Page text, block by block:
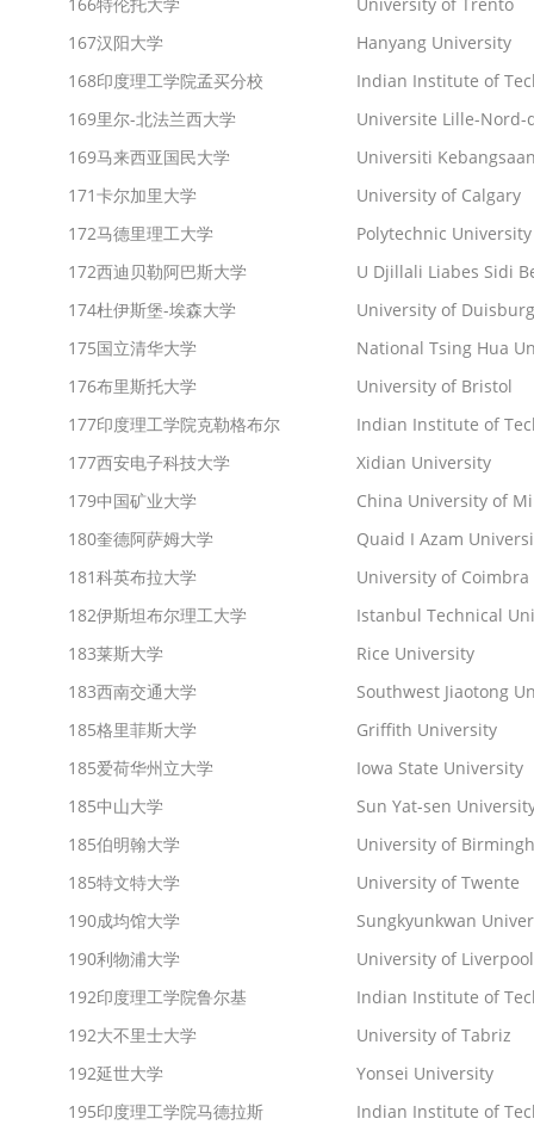
167汉阳大学
Hanyang University
168印度理工学院孟买分校
Indian Institute of
169里尔-北法兰西大学
Universite Lille-Nord-
169马来西亚国民大学
Universiti
171卡尔加里大学
University of Calgary
172马德里理工大学
Polytechnic
172西迪贝勒阿巴斯大学
U Djillali Liabes Sidi
174杜伊斯堡-埃森大学
University of
175国立清华大学
National Tsing Hua
176布里斯托大学
University of Bristol
177印度理工学院克勒格布尔
Indian Institute of
177西安电子科技大学
Xidian University
179中国矿业大学
China University of
180奎德阿萨姆大学
Quaid I Azam
181科英布拉大学
University of Coimbra
182伊斯坦布尔理工大学
Istanbul Technical
183莱斯大学
Rice University
183西南交通大学
Southwest Jiaotong
185格里菲斯大学
Griffith University
185爱荷华州立大学
Iowa State University
185中山大学
Sun Yat-sen
185伯明翰大学
University of
185特文特大学
University of Twente
190成均馆大学
Sungkyunkwan
190利物浦大学
University of Liverpool
192印度理工学院鲁尔基
Indian Institute of
192大不里士大学
University of Tabriz
192延世大学
Yonsei University
195印度理工学院马德拉斯
Indian Institute of